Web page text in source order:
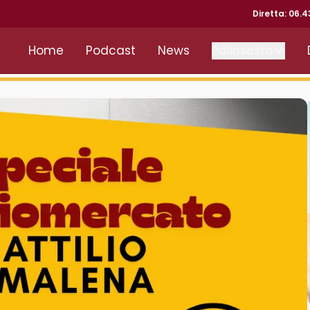
Diretta:
Home Podcast News